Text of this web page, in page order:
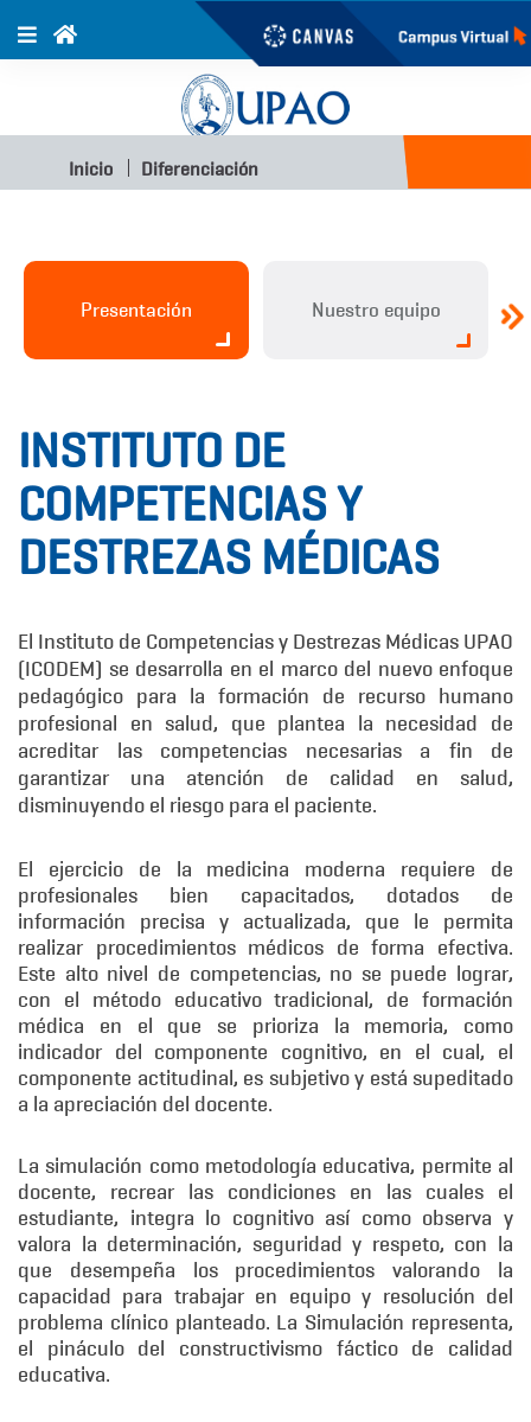
Inicio Diferenciación
Presentación Nuestro equipo
INSTITUTO DE
COMPETENCIAS Y
DESTREZAS MÉDICAS
El Instituto de Competencias y Destrezas Médicas UPAO
(ICODEM) se desarrolla en el marco del nuevo enfoque
pedagógico para la formación de recurso humano
profesional en salud, que plantea la necesidad de
acreditar las competencias necesarias a fin de
garantizar una atención de calidad en salud,
disminuyendo el riesgo para el paciente.
El ejercicio de la medicina moderna requiere de
profesionales bien capacitados, dotados de
información precisa y actualizada, que le permita
realizar procedimientos médicos de forma efectiva.
Este alto nivel de competencias, no se puede lograr,
con el método educativo tradicional, de formación
médica en el que se prioriza la memoria, como
indicador del componente cognitivo, en el cual, el
componente actitudinal, es subjetivo y está supeditado
a la apreciación del docente.
La simulación como metodología educativa, permite al
docente, recrear las condiciones en las cuales el
estudiante, integra lo cognitivo así como observa y
valora la determinación, seguridad y respeto, con la
que desempeña los procedimientos valorando la
capacidad para trabajar en equipo y resolución del
problema clínico planteado. La Simulación representa,
el pináculo del constructivismo fáctico de calidad
educativa.